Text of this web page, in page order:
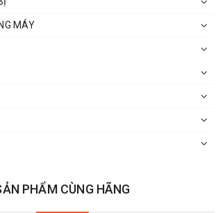
MÁY
PHẨM CÙNG HÃNG